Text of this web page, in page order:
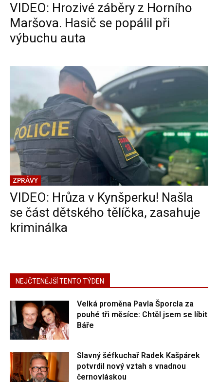
VIDEO: Hrozivé záběry z Horního
Maršova. Hasič se popálil při
výbuchu auta
ZPRÁVY
VIDEO: Hrůza v Kynšperku! Našla
se část dětského tělíčka, zasahuje
kriminálka
NEJČTENĚJŠÍ TENTO TÝDEN
Velká proměna Pavla Šporcla za
pouhé tři měsíce: Chtěl jsem se líbit
Báře
Slavný šéfkuchař Radek Kašpárek
potvrdil nový vztah s vnadnou
černovláskou